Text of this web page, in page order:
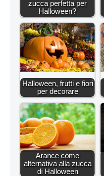
zucca perfetta per
Halloween?
Halloween, frutti e fiori
per decorare
Arance come
alternativa alla zucca
di Halloween